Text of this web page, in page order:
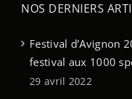
NOS DERNIERS
Festival d’Avignon
festival aux 1000
29 avril 2022